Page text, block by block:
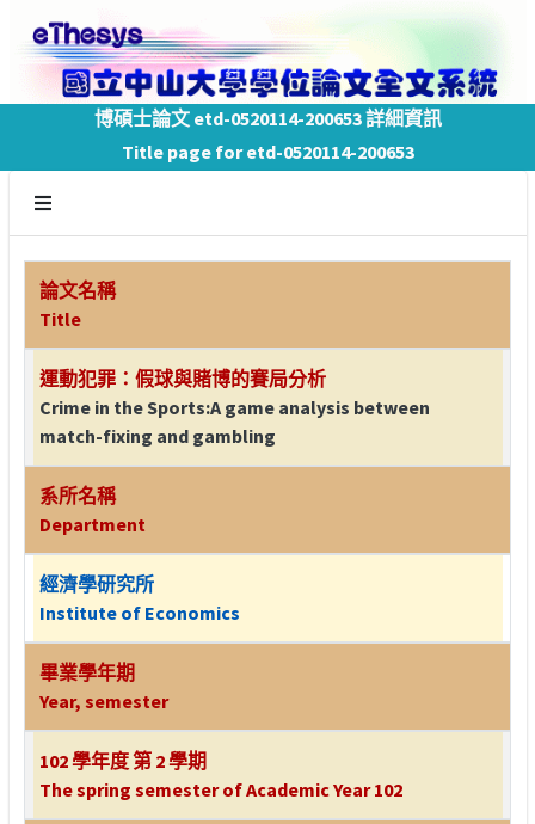
博碩士論文 etd-0520114-200653 詳細資訊
Title page for etd-0520114-200653
論文名稱
Title
運動犯罪：假球與賭博的賽局分析
Crime in the Sports:A game analysis between
match-fixing and gambling
系所名稱
Department
經濟學研究所
Institute of Economics
畢業學年期
Year, semester
102 學年度 第 2 學期
The spring semester of Academic Year 102